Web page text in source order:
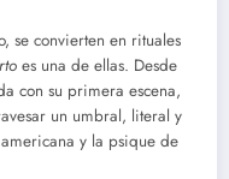
se convierten en rituales
es una de ellas. Desde
con su primera escena,
un umbral, literal y
y la psique de